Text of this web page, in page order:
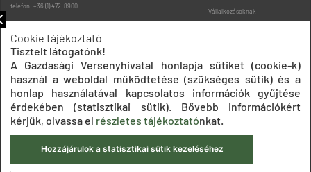
telefon: +36 (1) 472-8900
Vállalkozásoknak
Oldaltérkép
Impresszum Adatkezelési tájékoztatók
Akadálymentesítési nyilatkozat
Közadatkereső
Süti beállítások ÁSZF
Cookie tájékoztató
Tisztelt látogatónk!
A Gazdasági Versenyhivatal honlapja sütiket (cookie-k)
használ a weboldal működtetése (szükséges sütik) és a
honlap használatával kapcsolatos információk gyűjtése
érdekében (statisztikai sütik). Bővebb információkért
kérjük, olvassa el részletes tájékoztatónkat.
Hozzájárulok a statisztikai sütik kezeléséhez